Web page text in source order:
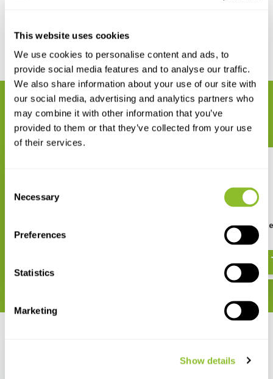
This website uses cookies
We use cookies to personalise content and ads, to
provide social media features and to analyse our traffic.
We also share information about your use of our site with
our social media, advertising and analytics partners who
may combine it with other information that you’ve
provided to them or that they’ve collected from your use
of their services.
Selection
Necessary
Preferences
Statistics
Marketing
Show details
Delen
GERELATEERDE PRODUCTEN
Maak uw bestelling compleet
Bricks 4 Bees
€ 25,53